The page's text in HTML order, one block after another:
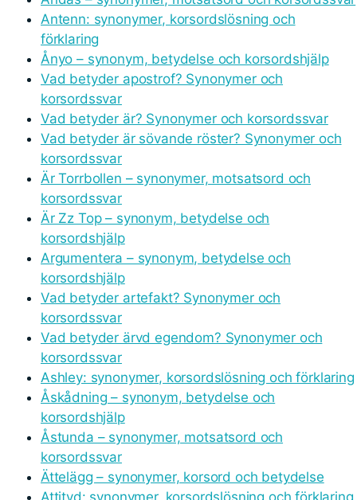
Antenn: synonymer, korsordslösning och
förklaring
Ånyo – synonym, betydelse och korsordshjälp
Vad betyder apostrof? Synonymer och
korsordssvar
Vad betyder är? Synonymer och korsordssvar
Vad betyder är sövande röster? Synonymer och
korsordssvar
Är Torrbollen – synonymer, motsatsord och
korsordssvar
Är Zz Top – synonym, betydelse och
korsordshjälp
Argumentera – synonym, betydelse och
korsordshjälp
Vad betyder artefakt? Synonymer och
korsordssvar
Vad betyder ärvd egendom? Synonymer och
korsordssvar
Ashley: synonymer, korsordslösning och förklaring
Åskådning – synonym, betydelse och
korsordshjälp
Åstunda – synonymer, motsatsord och
korsordssvar
Ättelägg – synonymer, korsord och betydelse